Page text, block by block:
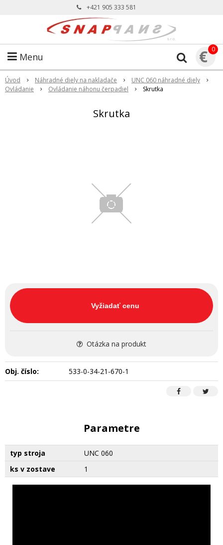
+421 905 333 581
Menu € 0
Úvod Náhradné diely na nakladače
UNC 060 náhradné diely
Ovládanie
Ovládanie náhonu čerpadiel Skrutka
Skrutka
Vyžiadať cenu
Otázka na produkt
Obj. číslo: 533-0-34-21-670-1
Parametre
typ stroja
UNC 060
ks v zostave
1